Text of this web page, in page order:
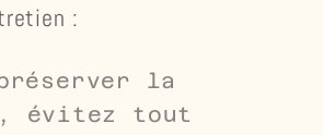
:
la
évitez tout